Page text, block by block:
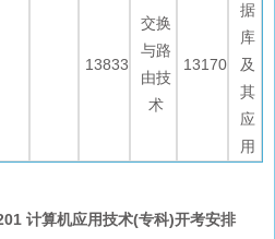
13833
交换
与路
由技
术
13170
据
库
及
其
应
用
计算机应用技术(专科)开考安排